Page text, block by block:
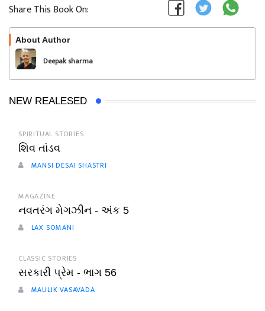
Share This Book On:
About Author
Deepak sharma
NEW REALESED
SPIRITUAL STORIES
શિવ તાંડવ
MANSI DESAI SHASTRI
MAGAZINE
નવતરંગ મેગઝીન - અંક 5
LAX SOMANI
CLASSIC STORIES
સરકારી પ્રેમ - ભાગ 56
MAULIK VASAVADA